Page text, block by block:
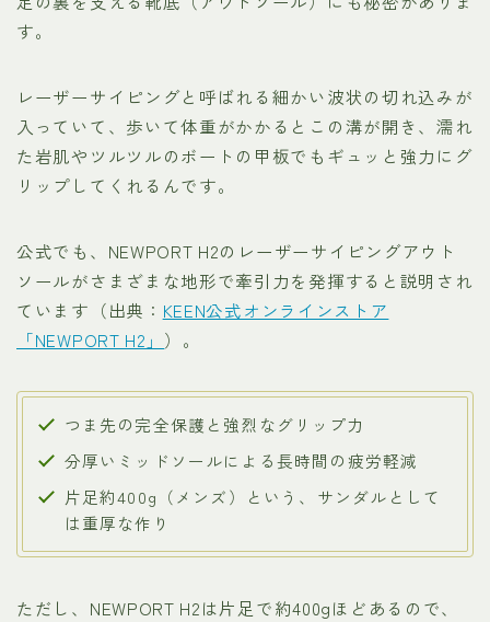
す。
レーザーサイピングと呼ばれる細かい波状の切れ込みが
入っていて、歩いて体重がかかるとこの溝が開き、濡れ
た岩肌やツルツルのボートの甲板でもギュッと強力にグ
リップしてくれるんです。
公式でも、NEWPORT H2のレーザーサイピングアウト
ソールがさまざまな地形で牽引力を発揮すると説明され
ています（出典： KEEN公式オンラインストア
「NEWPORT H2」 ）。
つま先の完全保護と強烈なグリップ力
分厚いミッドソールによる長時間の疲労軽減
片足約400g（メンズ）という、サンダルとして
は重厚な作り
ただし、NEWPORT H2は片足で約400gほどあるので、